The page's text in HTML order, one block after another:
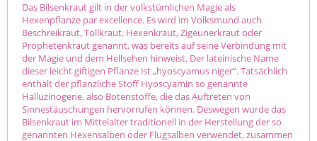
Das Bilsenkraut gilt in der volkstümlichen Magie als
Hexenpflanze par excellence. Es wird im Volksmund auch
Beschreikraut, Tollkraut, Hexenkraut, Zigeunerkraut oder
Prophetenkraut genannt, was bereits auf seine Verbindung mit
der Magie und dem Hellsehen hinweist. Der lateinische Name
dieser leicht giftigen Pflanze ist „hyoscyamus niger“. Tatsächlich
enthält der pflanzliche Stoff Hyoscyamin so genannte
Halluzinogene, also Botenstoffe, die das Auftreten von
Sinnestäuschungen hervorrufen können. Deswegen wurde das
Bilsenkraut im Mittelalter traditionell in der Herstellung der so
genannten Hexensalben oder Flugsalben verwendet, zusammen